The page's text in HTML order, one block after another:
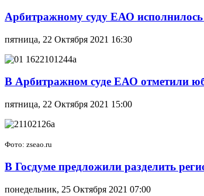
Арбитражному суду ЕАО исполнилось
пятница, 22 Октября 2021 16:30
В Арбитражном суде ЕАО отметили
пятница, 22 Октября 2021 15:00
Фото: zseao.ru
В Госдуме предложили разделить
понедельник, 25 Октября 2021 07:00